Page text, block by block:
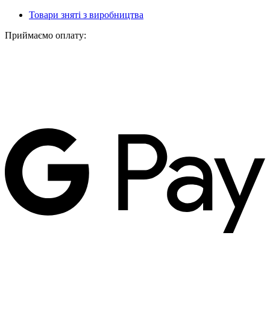
Товари зняті з виробництва
Приймаємо оплату: